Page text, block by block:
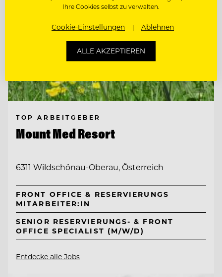
TOP ARBEITGEBER
Mount Med Resort
6311 Wildschönau-Oberau, Österreich
FRONT OFFICE & RESERVIERUNGS
MITARBEITER:IN
SENIOR RESERVIERUNGS- & FRONT
OFFICE SPECIALIST (M/W/D)
Entdecke alle Jobs
Ihre Cookies selbst zu verwalten.
Cookie-Einstellungen Ablehnen
ALLE AKZEPTIEREN